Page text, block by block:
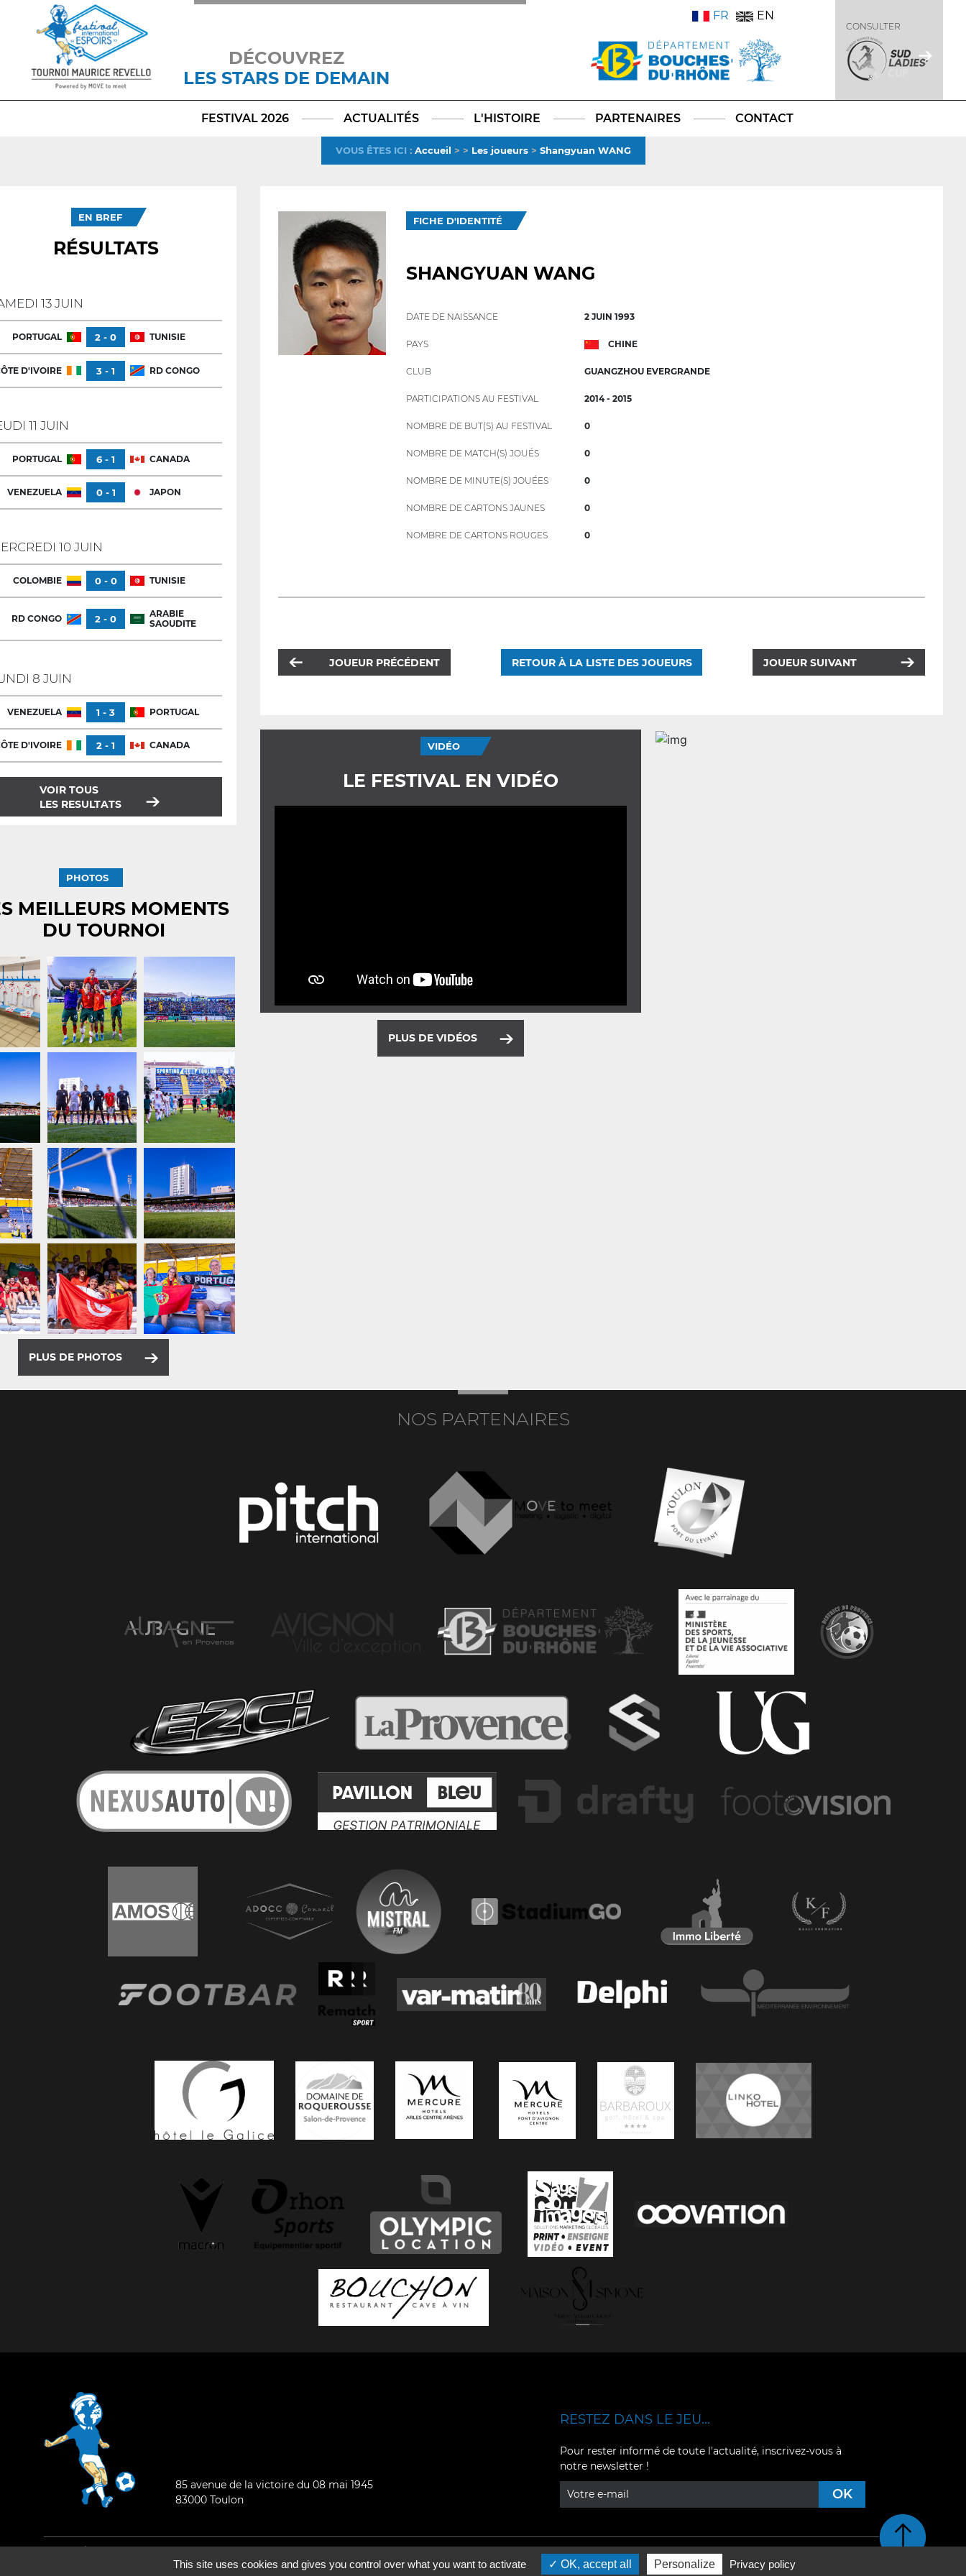
DÉCOUVREZ
LES STARS DE DEMAIN
TikTokLinkedIn
X
FR EN
CONSULTER
FESTIVAL 2026 ACTUALITÉS L'HISTOIRE PARTENAIRES CONTACT
VOUS ÊTES ICI : Accueil > > Les joueurs> Shangyuan WANG
EN BREF
RÉSULTATS
13 JUIN
PORTUGAL 2 - 0 TUNISIE
D'IVOIRE 3 - 1 RD CONGO
11 JUIN
PORTUGAL 6 - 1 CANADA
VENEZUELA 0 - 1 JAPON
10 JUIN
COLOMBIE 0 - 0 TUNISIE
RD CONGO 2 - 0
ARABIE
SAOUDITE
8 JUIN
VENEZUELA 1 - 3 PORTUGAL
D'IVOIRE 2 - 1 CANADA
VOIR TOUS
LES RESULTATS
PHOTOS
MEILLEURS MOMENTS
DU TOURNOI
PLUS DE PHOTOS
FICHE D'IDENTITÉ
SHANGYUAN WANG
DATE DE NAISSANCE 2 JUIN 1993
PAYS CHINE
CLUB GUANGZHOU EVERGRANDE
PARTICIPATIONS AU FESTIVAL 2014 - 2015
NOMBRE DE BUT(S) AU FESTIVAL 0
NOMBRE DE MATCH(S) JOUÉS 0
NOMBRE DE MINUTE(S) JOUÉES 0
NOMBRE DE CARTONS JAUNES 0
NOMBRE DE CARTONS ROUGES 0
JOUEUR PRÉCÉDENT RETOUR À LA LISTE DES JOUEURS JOUEUR SUIVANT
VIDÉO
LE FESTIVAL EN VIDÉO
PLUS DE VIDÉOS
NOS PARTENAIRES
85 avenue de la victoire du 08 mai 1945
83000 Toulon
YouTube
RESTEZ DANS LE JEU...
Pour rester informé de toute l'actualité, inscrivez-vous à
notre newsletter !
Mentions légales-Qui sommes-nous ?
©2026 - Tous droits réservés - Conception :epartenair e
Retour en haut de page
This site uses cookies and gives you control over what you want to activate OK, accept all Personalize Privacy policy